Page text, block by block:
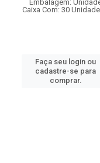
Embalagem:
Caixa Com: 30
Faça seu login ou
cadastre-se para
comprar.